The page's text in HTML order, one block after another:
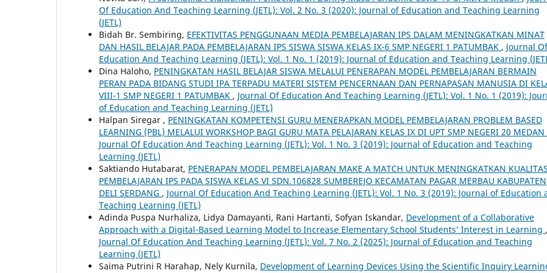
Of Education And Teaching Learning (JETL): Vol. 2 No. 3 (2020): Journal of Education and Teaching Learning
(JETL)
Bidah Br. Sembiring, EFEKTIVITAS PENGGUNAAN MEDIA PEMBELAJARAN IPS DALAM MENINGKATKAN MINAT
DAN HASIL BELAJAR PADA PEMBELAJARAN IPS SISWA SISWA KELAS IX-6 SMP NEGERI 1 PATUMBAK , Journal Of
Education And Teaching Learning (JETL): Vol. 1 No. 1 (2019): Journal of Education and Teaching Learning
Dina Haloho, PENINGKATAN HASIL BELAJAR SISWA MELALUI PENERAPAN MODEL PEMBELAJARAN BERMAIN
PERAN PADA BIDANG STUDI IPA TERPADU MATERI SISTEM PENCERNAAN DAN PERNAPASAN MANUSIA DI
VIII-1 SMP NEGERI 1 PATUMBAK , Journal Of Education And Teaching Learning (JETL): Vol. 1 No. 1 (2019):
of Education and Teaching Learning (JETL)
Halpan Siregar , PENINGKATAN KOMPETENSI GURU MENERAPKAN MODEL PEMBELAJARAN PROBLEM BASED
LEARNING (PBL) MELALUI WORKSHOP BAGI GURU MATA PELAJARAN KELAS IX DI UPT SMP NEGERI 20 MEDAN
Journal Of Education And Teaching Learning (JETL): Vol. 1 No. 3 (2019): Journal of Education and Teaching
Learning (JETL)
Saktiando Hutabarat, PENERAPAN MODEL PEMBELAJARAN MAKE A MATCH UNTUK MENINGKATKAN KUALITAS
PEMBELAJARAN IPS PADA SISWA KELAS VI SDN.106828 SUMBEREJO KECAMATAN PAGAR MERBAU KABUPATEN
DELI SERDANG , Journal Of Education And Teaching Learning (JETL): Vol. 1 No. 3 (2019): Journal of Education
Teaching Learning (JETL)
Adinda Puspa Nurhaliza, Lidya Damayanti, Rani Hartanti, Sofyan Iskandar, Development of a Collaborative
Approach with a Digital-Based Learning Model to Increase Elementary School Students’ Interest in Learning ,
Journal Of Education And Teaching Learning (JETL): Vol. 7 No. 2 (2025): Journal of Education and Teaching
Learning (JETL)
Saima Putrini R Harahap, Nely Kurnila, Development of Learning Devices Using the Scientific Inquiry